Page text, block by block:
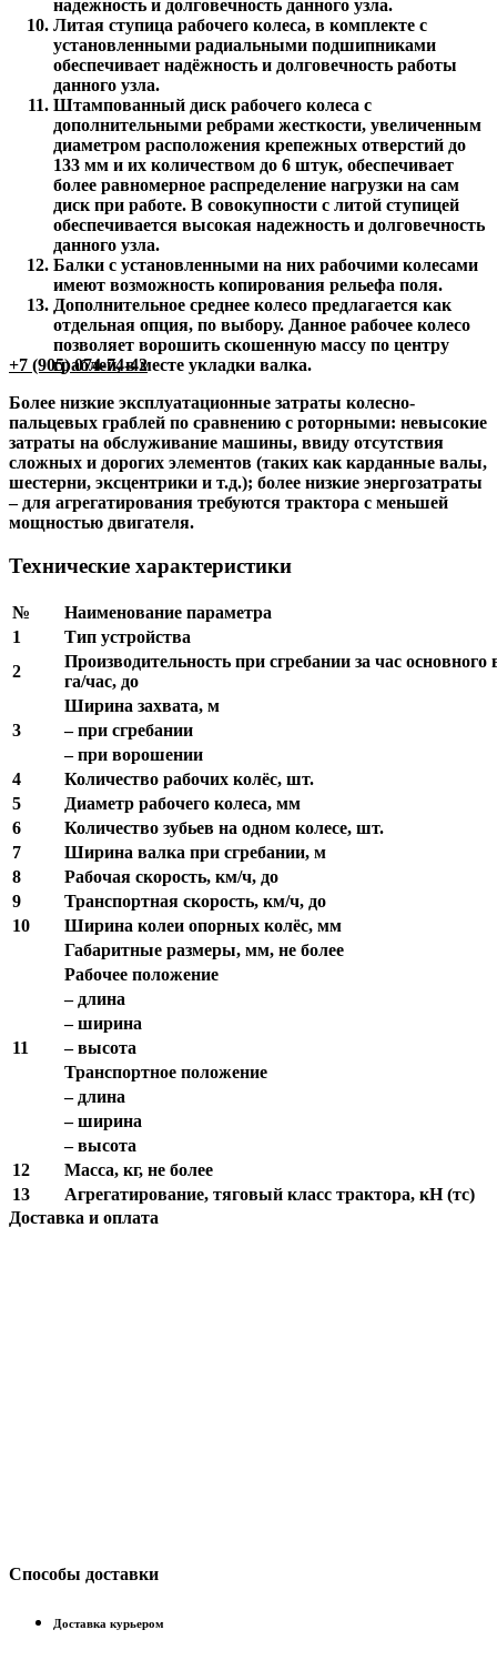
+7 (905) 074-74-42
надежность и долговечность данного узла.
Литая ступица рабочего колеса, в комплекте с
установленными радиальными подшипниками
обеспечивает надёжность и долговечность работы
данного узла.
Штампованный диск рабочего колеса с
дополнительными ребрами жесткости, увеличенным
диаметром расположения крепежных отверстий до
133 мм и их количеством до 6 штук, обеспечивает
более равномерное распределение нагрузки на сам
диск при работе. В совокупности с литой ступицей
обеспечивается высокая надежность и долговечность
данного узла.
Балки с установленными на них рабочими колесами
имеют возможность копирования рельефа поля.
Дополнительное среднее колесо предлагается как
отдельная опция, по выбору. Данное рабочее колесо
позволяет ворошить скошенную массу по центру
граблей, в месте укладки валка.
Более низкие эксплуатационные затраты колесно-
пальцевых граблей по сравнению с роторными: невысокие
затраты на обслуживание машины, ввиду отсутствия
сложных и дорогих элементов (таких как карданные валы,
шестерни, эксцентрики и т.д.); более низкие энергозатраты
– для агрегатирования требуются трактора с меньшей
мощностью двигателя.
Технические характеристики
№
Наименование параметра
1
Тип устройства
2
Производительность при сгребании за час основного
га/час, до
3
Ширина захвата, м
– при сгребании
– при ворошении
4
Количество рабочих колёс, шт.
5
Диаметр рабочего колеса, мм
6
Количество зубьев на одном колесе, шт.
7
Ширина валка при сгребании, м
8
Рабочая скорость, км/ч, до
9
Транспортная скорость, км/ч, до
10
Ширина колеи опорных колёс, мм
11
Габаритные размеры, мм, не более
Рабочее положение
– длина
– ширина
– высота
Транспортное положение
– длина
– ширина
– высота
12
Масса, кг, не более
13
Агрегатирование, тяговый класс трактора, кН (тс)
Доставка и оплата
Способы доставки
Доставка курьером